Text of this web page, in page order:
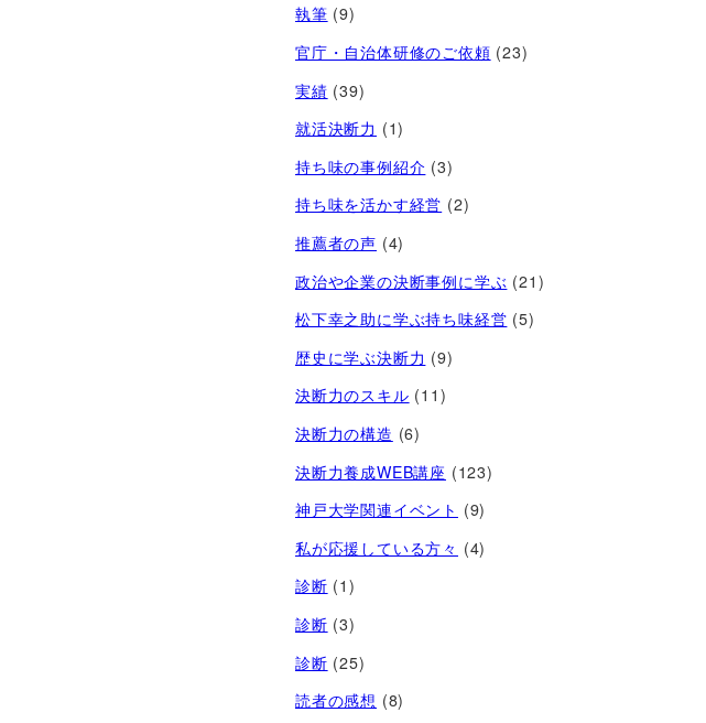
執筆 (9)
官庁・自治体研修のご依頼 (23)
実績 (39)
就活決断力 (1)
持ち味の事例紹介 (3)
持ち味を活かす経営​ (2)
推薦者の声 (4)
政治や企業の決断事例に学ぶ (21)
松下幸之助に学ぶ持ち味経営 (5)
歴史に学ぶ決断力 (9)
決断力のスキル (11)
決断力の構造 (6)
決断力養成WEB講座 (123)
神戸大学関連イベント (9)
私が応援している方々 (4)
診断 (1)
診断 (3)
診断 (25)
読者の感想 (8)